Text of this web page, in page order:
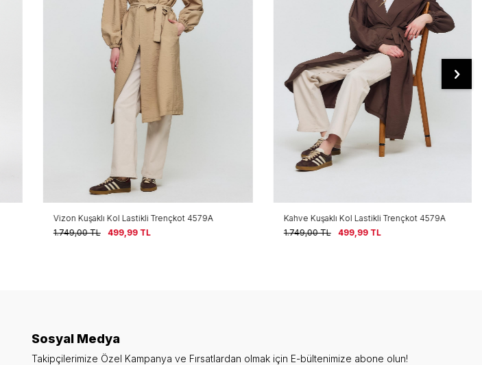
Vizon Kuşaklı Kol Lastikli Trençkot 4579A
1.749,00TL 499,99TL
Kahve Kuşaklı Kol Lastikli Trençkot 4579A
1.749,00TL 499,99TL
Sosyal Medya
Takipçilerimize Özel Kampanya ve Fırsatlardan olmak için E-bültenimize abone olun!